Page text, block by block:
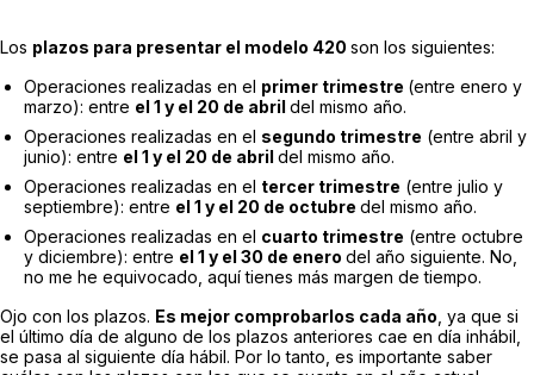
Los plazos para presentar el modelo 420 son los siguientes:
Operaciones realizadas en el primer trimestre (entre enero y
marzo): entre el 1 y el 20 de abril del mismo año.
Operaciones realizadas en el segundo trimestre (entre abril y
junio): entre el 1 y el 20 de abril del mismo año.
Operaciones realizadas en el tercer trimestre (entre julio y
septiembre): entre el 1 y el 20 de octubre del mismo año.
Operaciones realizadas en el cuarto trimestre (entre octubre
y diciembre): entre el 1 y el 30 de enero del año siguiente. No,
no me he equivocado, aquí tienes más margen de tiempo.
Ojo con los plazos. Es mejor comprobarlos cada año , ya que si
el último día de alguno de los plazos anteriores cae en día inhábil,
se pasa al siguiente día hábil. Por lo tanto, es importante saber